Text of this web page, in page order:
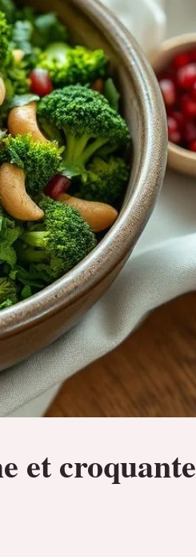
et croquante